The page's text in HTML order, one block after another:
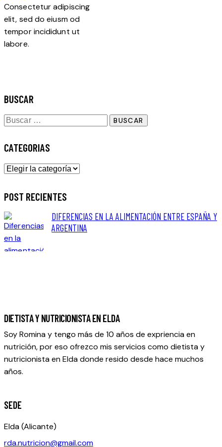
Consectetur adipiscing
elit, sed do eiusm od
tempor incididunt ut
labore.
BUSCAR
Buscar:
CATEGORIAS
Categorias
POST RECIENTES
DIFERENCIAS EN LA ALIMENTACIÓN ENTRE ESPAÑA Y
ARGENTINA
DIETISTA Y NUTRICIONISTA EN ELDA
Soy Romina y tengo más de 10 años de expriencia en
nutrición, por eso ofrezco mis servicios como dietista y
nutricionista en Elda donde resido desde hace muchos
años.
SEDE
Elda (Alicante)
rda.nutricion@gmail.com